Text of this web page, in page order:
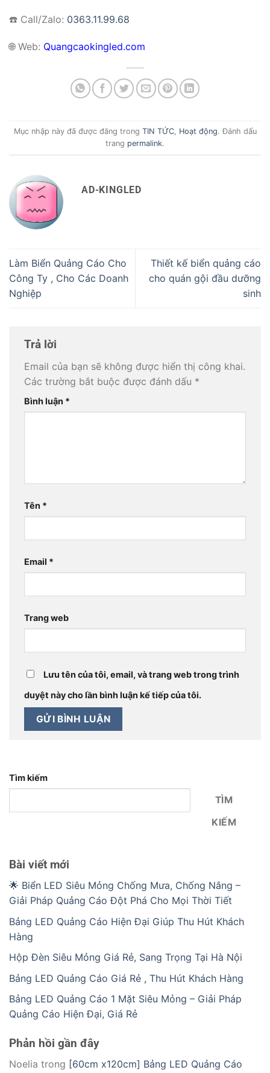
☎️ Call/Zalo: 0363.11.99.68
🌐Web: Quangcaokingled.com
Mục nhập này đã được đăng trong TIN TỨC, Hoạt động. Đánh dấu
trang permalink.
AD-KINGLED
Làm Biển Quảng Cáo Cho
Công Ty , Cho Các Doanh
Nghiệp
Thiết kế biển quảng cáo
cho quán gội đầu dưỡng
sinh
Trả lời
Email của bạn sẽ không được hiển thị công khai.
Các trường bắt buộc được đánh dấu *
Bình luận *
Tên *
Email *
Trang web
Lưu tên của tôi, email, và trang web trong trình
duyệt này cho lần bình luận kế tiếp của tôi.
Tìm kiếm
TÌM
KIẾM
Bài viết mới
🌟 Biển LED Siêu Mỏng Chống Mưa, Chống Nắng –
Giải Pháp Quảng Cáo Đột Phá Cho Mọi Thời Tiết
Bảng LED Quảng Cáo Hiện Đại Giúp Thu Hút Khách
Hàng
Hộp Đèn Siêu Mỏng Giá Rẻ, Sang Trọng Tại Hà Nội
Bảng LED Quảng Cáo Giá Rẻ , Thu Hút Khách Hàng
Bảng LED Quảng Cáo 1 Mặt Siêu Mỏng – Giải Pháp
Quảng Cáo Hiện Đại, Giá Rẻ
Phản hồi gần đây
Noelia trong [60cm x120cm] Bảng LED Quảng Cáo